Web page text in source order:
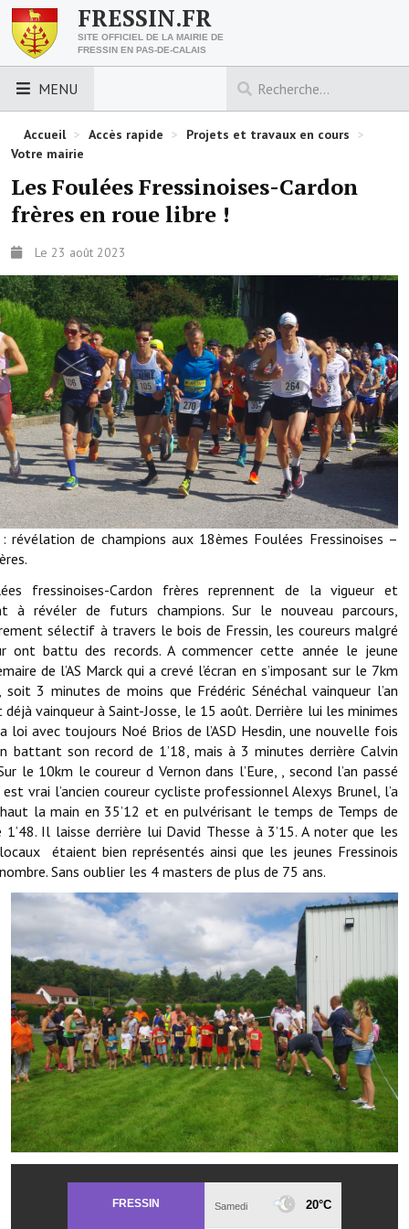
FRESSIN.FR
SITE OFFICIEL DE LA MAIRIE DE
FRESSIN EN PAS-DE-CALAIS
MENU
LES ESSENTIELS
Découvrez Fressin
Venir à Fressin
Urbanisme
Nous contacter
Horaires de la mairie
Les foulées fressinoises
ACCÈS RAPIDE
Démarches administratives
Projets et travaux en cours
Fêtes et manifestations
Terrains et maisons à vendre
VOTRE MAIRIE
Elus et agents
L'équipe municipale
Le personnel municipal
Les moyens financiers
Note de synthèse financière
Rapport d'orientation budgétaire
Actions et projets
Projets et travaux en cours
Procès verbaux des conseils municipaux
Communication
Le bulletin municipal : Fressinfo & Le Fressinois
Toutes les publications
Le village dans l'intercommunalité
Communauté de communes
Autres groupements
Accueil > Accès rapide > Projets et travaux en cours >
Votre mairie
Les Foulées Fressinoises-Cardon
frères en roue libre !
Le 23 août 2023
: révélation de champions aux 18èmes Foulées Fressinoises –
fressinoises-Cardon frères reprennent de la vigueur et
à révéler de futurs champions. Sur le nouveau parcours,
sélectif à travers le bois de Fressin, les coureurs malgré
ont battu des records. A commencer cette année le jeune
de l’AS Marck qui a crevé l’écran en s’imposant sur le 7km
soit 3 minutes de moins que Frédéric Sénéchal vainqueur l’an
déjà vainqueur à Saint-Josse, le 15 août. Derrière lui les minimes
avec toujours Noé Brios de l’ASD Hesdin, une nouvelle fois
battant son record de 1’18, mais à 3 minutes derrière Calvin
le 10km le coureur d Vernon dans l’Eure, , second l’an passé
vrai l’ancien coureur cycliste professionnel Alexys Brunel, l’a
la main en 35’12 et en pulvérisant le temps de Temps de
1’48. Il laisse derrière lui David Thesse à 3’15. A noter que les
étaient bien représentés ainsi que les jeunes Fressinois
Sans oublier les 4 masters de plus de 75 ans.